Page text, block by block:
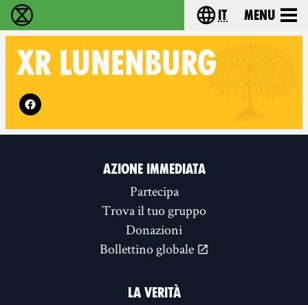
Extinction Rebellion - Home Choose your
it Menu
XR LUNENBURG
Follow XR Lunenburg on
AZIONE IMMEDIATA
Partecipa
Trova il tuo gruppo
Donazioni
Bollettino globale
LA VERITÀ